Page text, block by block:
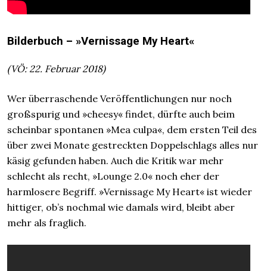
Bilderbuch – »Vernissage My Heart«
(VÖ: 22. Februar 2018)
Wer überraschende Veröffentlichungen nur noch
großspurig und »cheesy« findet, dürfte auch beim
scheinbar spontanen »Mea culpa«, dem ersten Teil des
über zwei Monate gestreckten Doppelschlags alles nur
käsig gefunden haben. Auch die Kritik war mehr
schlecht als recht, »Lounge 2.0« noch eher der
harmlosere Begriff. »Vernissage My Heart« ist wieder
hittiger, ob’s nochmal wie damals wird, bleibt aber
mehr als fraglich.